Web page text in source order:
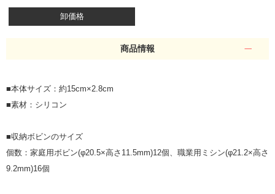
卸価格
商品情報
■本体サイズ：約15cm×2.8cm
■素材：シリコン
■収納ボビンのサイズ
個数：家庭用ボビン(φ20.5×高さ11.5mm)12個、職業用ミシン(φ21.2×高さ
9.2mm)16個